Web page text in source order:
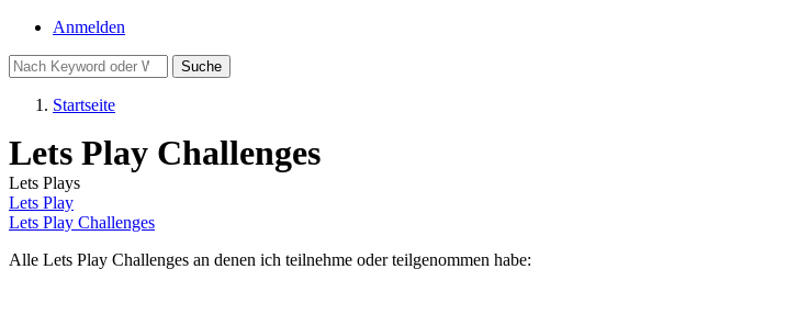
Benutzermenü
Anmelden
Suche
Startseite
Lets Play Challenges
Lets Plays
Lets Play
Lets Play Challenges
Alle Lets Play Challenges an denen ich teilnehme oder teilgenommen habe: